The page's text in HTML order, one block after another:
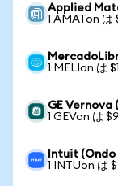
Applied
1 AMATon は
1 MELIon は
GE Vernova
1 GEVon は
Intuit (Ondo
1 INTUon は